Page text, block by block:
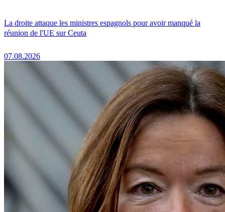
La droite attaque les ministres espagnols pour avoir manqué la
réunion de l'UE sur Ceuta
07.08.2026